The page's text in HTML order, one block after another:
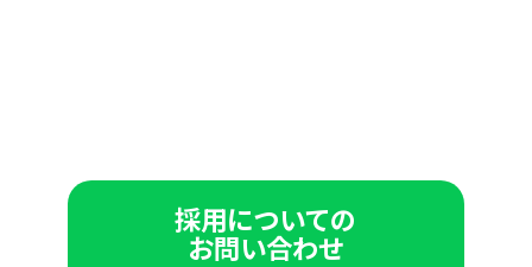
採用についての
お問い合わせ